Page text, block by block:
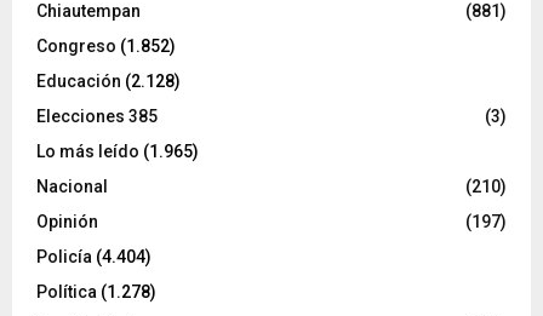
Chiautempan
(881)
Congreso (1.852)
Educación (2.128)
Elecciones 385
(3)
Lo más leído (1.965)
Nacional
(210)
Opinión
(197)
Policía (4.404)
Política (1.278)